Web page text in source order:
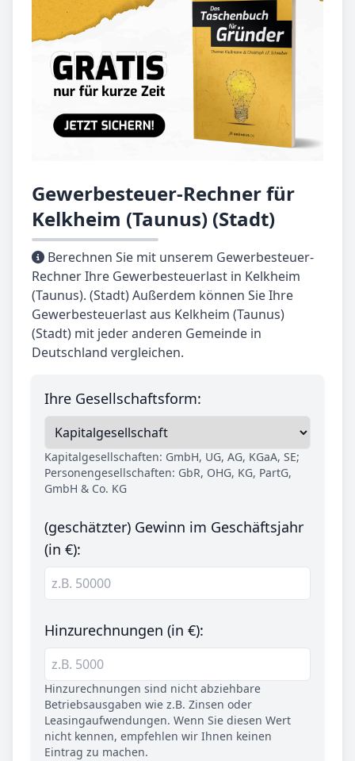
Gewerbesteuer-Rechner für
Kelkheim (Taunus) (Stadt)
Berechnen Sie mit unserem Gewerbesteuer-
Rechner Ihre Gewerbesteuerlast in Kelkheim
(Taunus). (Stadt) Außerdem können Sie Ihre
Gewerbesteuerlast aus Kelkheim (Taunus)
(Stadt) mit jeder anderen Gemeinde in
Deutschland vergleichen.
Ihre Gesellschaftsform:
Kapitalgesellschaften: GmbH, UG, AG, KGaA, SE;
Personengesellschaften: GbR, OHG, KG, PartG,
GmbH & Co. KG
(geschätzter) Gewinn im Geschäftsjahr
(in €):
Hinzurechnungen (in €):
Hinzurechnungen sind nicht abziehbare
Betriebsausgaben wie z.B. Zinsen oder
Leasingaufwendungen. Wenn Sie diesen Wert
nicht kennen, empfehlen wir Ihnen keinen
Eintrag zu machen.